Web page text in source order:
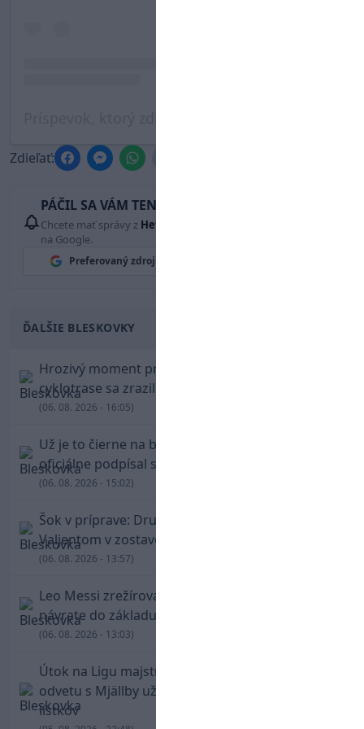
Zdieľať:
PÁČIL SA VÁM TENTO ČLÁNOK?
Chcete mať správy z Hetrik.sk
na Google.
Preferovaný zdroj
ĎALŠIE BLESKOVKY
Hrozivý moment pre Zdena Cháru! Na
cyklotrase sa zrazil s bežcom
(06. 08. 2026 - 16:05)
Už je to čierne na bielom: Mohamed Salah
oficiálne podpísal s Trabzonsporom
(06. 08. 2026 - 15:02)
Šok v príprave: Druholigová Mallorca s
Valjentom v zostave zdolala PSG
(06. 08. 2026 - 13:57)
Leo Messi zrežíroval obrat Interu Miami, pri
návrate do základu strelil dva góly
(06. 08. 2026 - 13:03)
Útok na Ligu majstrov láka! Slovan hlási na
odvetu s Mjällby už viac ako 13-tisíc predaných
lístkov